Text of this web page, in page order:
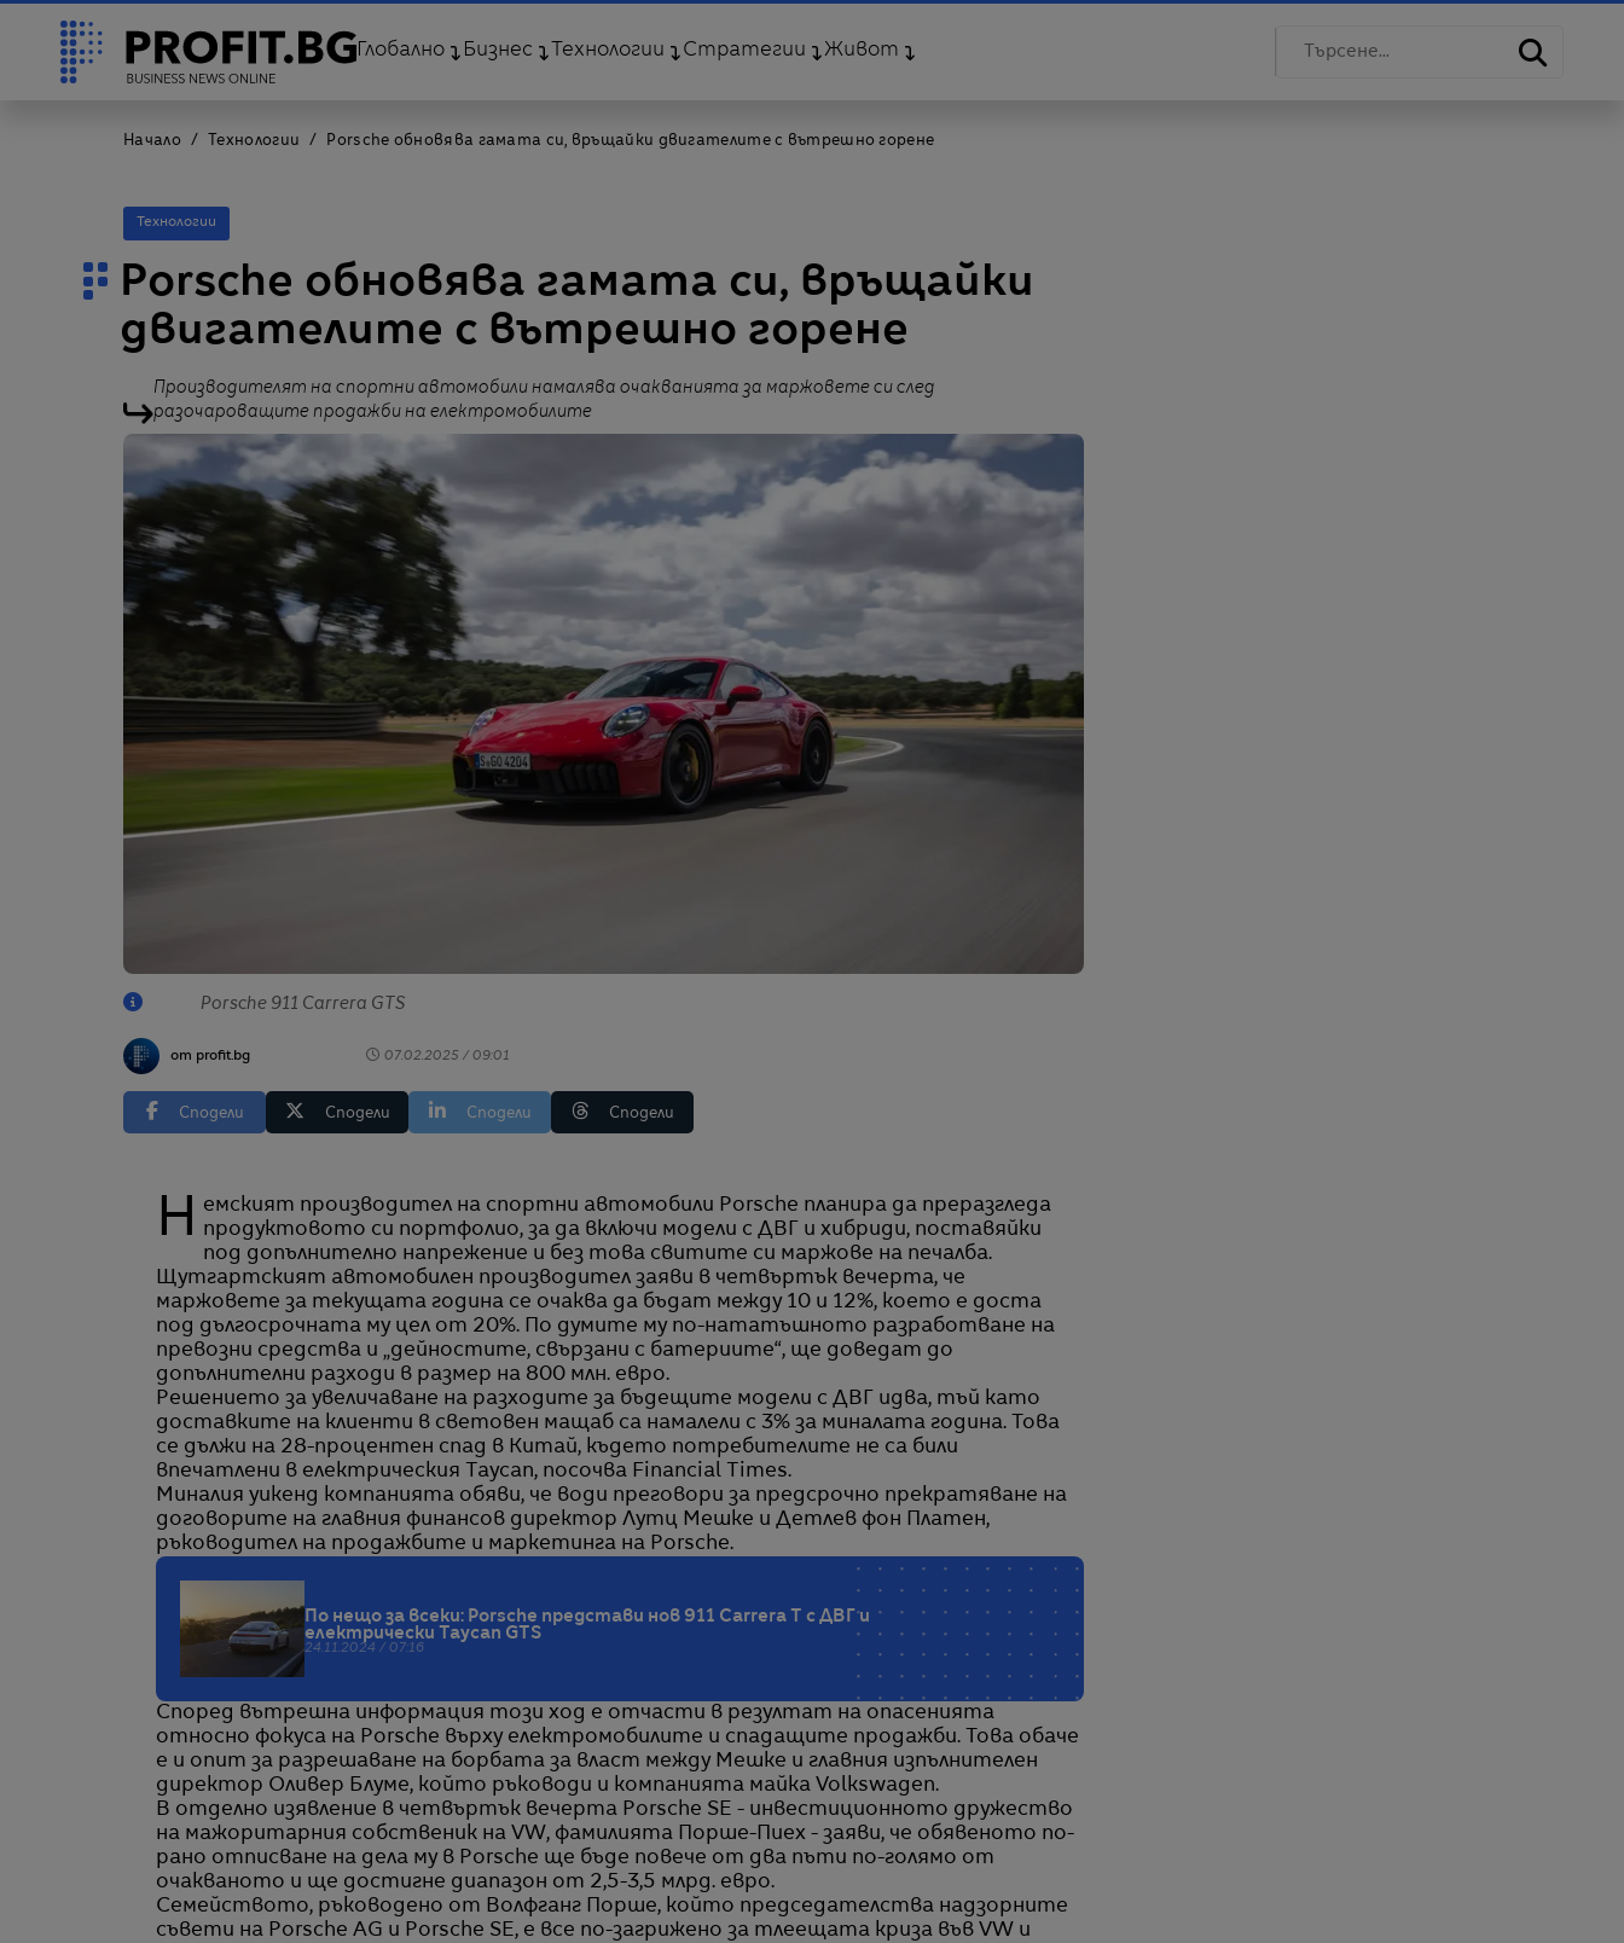
Глобално Бизнес Технологии Стратегии Живот
Начало Технологии Porsche обновява гамата си, връщайки двигателите с вътрешно горене
Технологии
Porsche обновява гамата си, връщайки
двигателите с вътрешно горене
Производителят на спортни автомобили намалява очакванията за маржовете си след
разочароващите продажби на електромобилите
Porsche 911 Carrera GTS
от profit.bg 07.02.2025 / 09:01
Сподели Сподели Сподели Сподели
Немският производител на спортни автомобили Porsche планира да преразгледа
продуктовото си портфолио, за да включи модели с ДВГ и хибриди, поставяйки
под допълнително напрежение и без това свитите си маржове на печалба.
Щутгартският автомобилен производител заяви в четвъртък вечерта, че
маржовете за текущата година се очаква да бъдат между 10 и 12%, което е доста
под дългосрочната му цел от 20%. По думите му по-нататъшното разработване на
превозни средства и „дейностите, свързани с батериите“, ще доведат до
допълнителни разходи в размер на 800 млн. евро.
Решението за увеличаване на разходите за бъдещите модели с ДВГ идва, тъй като
доставките на клиенти в световен мащаб са намалели с 3% за миналата година. Това
се дължи на 28-процентен спад в Китай, където потребителите не са били
впечатлени в електрическия Taycan, посочва Financial Times.
Миналия уикенд компанията обяви, че води преговори за предсрочно прекратяване на
договорите на главния финансов директор Лутц Мешке и Детлев фон Платен,
ръководител на продажбите и маркетинга на Porsche.
По нещо за всеки: Porsche представи нов 911 Carrera T с ДВГ и
електрически Taycan GTS
24.11.2024 / 07:16
Според вътрешна информация този ход е отчасти в резултат на опасенията
относно фокуса на Porsche върху електромобилите и спадащите продажби. Това обаче
е и опит за разрешаване на борбата за власт между Мешке и главния изпълнителен
директор Оливер Блуме, който ръководи и компанията майка Volkswagen.
В отделно изявление в четвъртък вечерта Porsche SE - инвестиционното дружество
на мажоритарния собственик на VW, фамилията Порше-Пиех - заяви, че обявеното по-
рано отписване на дела му в Porsche ще бъде повече от два пъти по-голямо от
очакваното и ще достигне диапазон от 2,5-3,5 млрд. евро.
Семейството, ръководено от Волфганг Порше, който председателства надзорните
съвети на Porsche AG и Porsche SE, е все по-загрижено за тлеещата криза във VW и